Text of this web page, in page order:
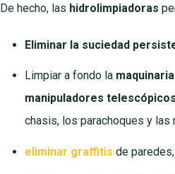
De hecho, las hidrolimpiadoras
Eliminar la suciedad
Limpiar a fondo la
manipuladores
chasis, los parachoques y las
eliminar graffitis de